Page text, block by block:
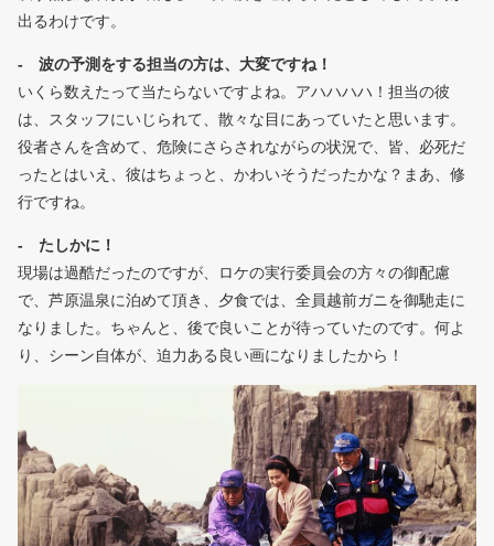
出るわけです。
- 波の予測をする担当の方は、大変ですね！
いくら数えたって当たらないですよね。アハハハハ！担当の彼
は、スタッフにいじられて、散々な目にあっていたと思います。
役者さんを含めて、危険にさらされながらの状況で、皆、必死だ
ったとはいえ、彼はちょっと、かわいそうだったかな？まあ、修
行ですね。
- たしかに！
現場は過酷だったのですが、ロケの実行委員会の方々の御配慮
で、芦原温泉に泊めて頂き、夕食では、全員越前ガニを御馳走に
なりました。ちゃんと、後で良いことが待っていたのです。何よ
り、シーン自体が、迫力ある良い画になりましたから！